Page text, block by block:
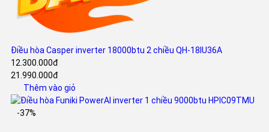
Điều hòa Casper inverter 18000btu 2 chiều QH-18IU36A
12.300.000đ
21.990.000đ
Thêm vào giỏ
-37%